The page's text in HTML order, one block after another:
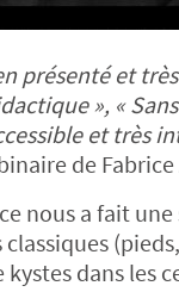
présenté et
», «
et très
de
nous a fait
classiques
dans les